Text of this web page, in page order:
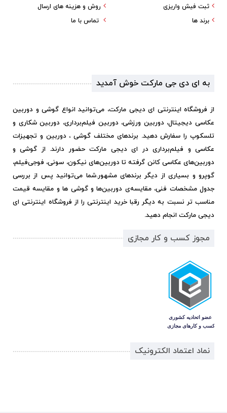
روش و هزینه های ارسال
تماس با ما
ثبت فیش واریزی
برند ها
به ای دی جی مارکت خوش آمدید
از فروشگاه اینترنتی ای دیجی مارکت، می‌توانید انواع گوشی و دوربین
عکاسی دیجیتال، دوربین ورزشی، دوربین فیلم‌برداری، دوربین شکاری و
تلسکوپ را سفارش دهید. برندهای مختلف گوشی ، دوربین و تجهیزات
عکاسی و فیلم‌برداری در ای دیجی مارکت حضور دارند. از گوشی و
دوربین‌های عکاسی کانن گرفته تا دوربین‌های نیکون، سونی، فوجی‌فیلم،
گوپرو و بسیاری از دیگر برندهای مشهور.شما می‌توانید پس از بررسی
جدول مشخصات فنی، مقایسه‌ی دوربین‌ها و گوشی ها و مقایسه قیمت
مناسب تر نسبت به دیگر رقبا خرید اینترنتی را از فروشگاه اینترنتی ای
دیجی مارکت انجام دهید.
مجوز کسب و کار مجازی
نماد اعتماد الکترونیک